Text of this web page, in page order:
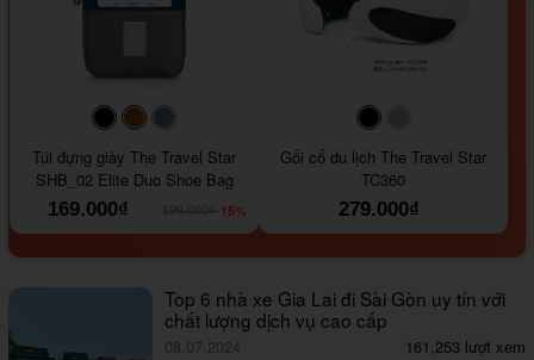
#000000#964B00
Túi đựng giày The Travel Star
SHB_02 Elite Duo Shoe Bag
169.000₫
-15%
#000000
Gối cổ du lịch The Travel Star
TC360
279.000₫
Top 6 nhà xe Gia Lai đi Sài Gòn uy tín với
chất lượng dịch vụ cao cấp
08.07.2024 161,253 lượt xem